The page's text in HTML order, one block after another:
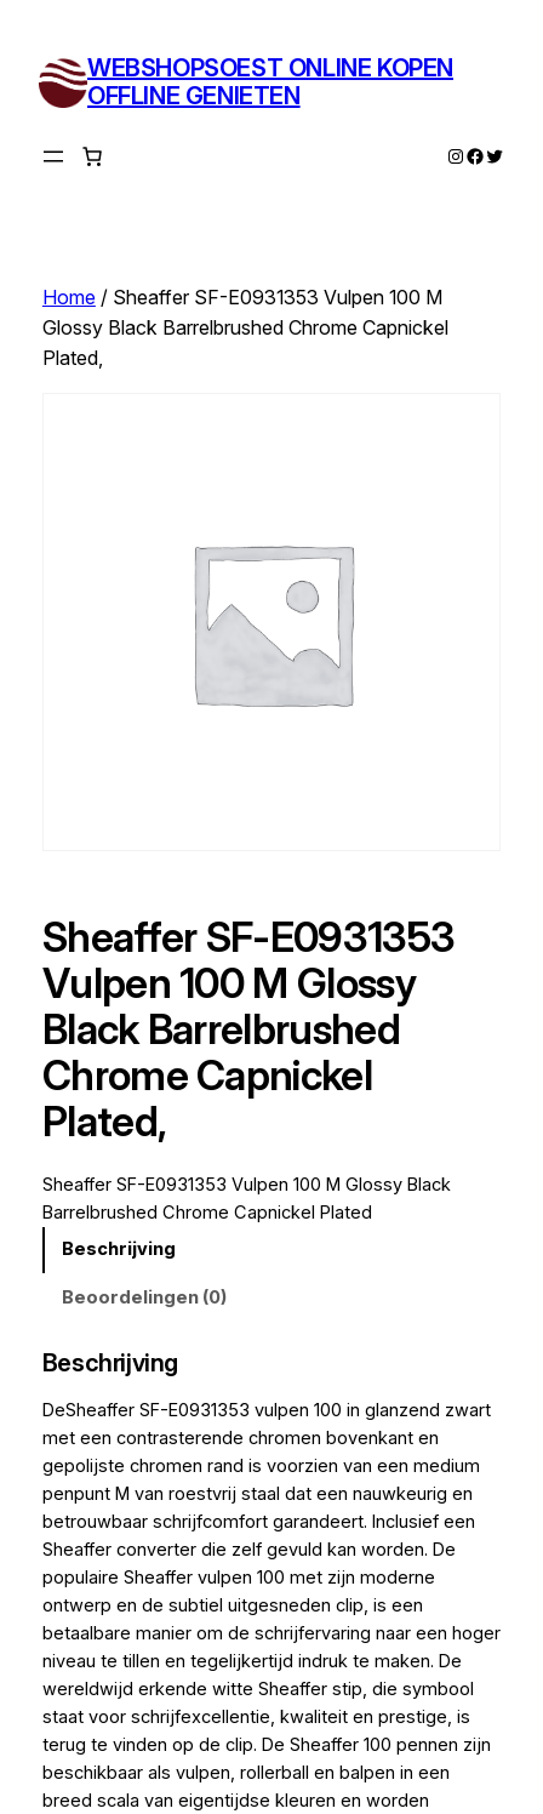
inhoud
WEBSHOPSOEST ONLINE KOPEN
OFFLINE GENIETEN
Instagram
Twitter
Home/ Sheaffer SF-E0931353 Vulpen 100 M
Glossy Black Barrelbrushed Chrome Capnickel
Plated,
Sheaffer SF-E0931353
Vulpen 100 M Glossy
Black Barrelbrushed
Chrome Capnickel
Plated,
Sheaffer SF-E0931353 Vulpen 100 M Glossy Black
Barrelbrushed Chrome Capnickel Plated
Beschrijving
Beoordelingen (0)
Beschrijving
DeSheaffer SF-E0931353 vulpen 100 in glanzend zwart
met een contrasterende chromen bovenkant en
gepolijste chromen rand is voorzien van een medium
penpunt M van roestvrij staal dat een nauwkeurig en
betrouwbaar schrijfcomfort garandeert. Inclusief een
Sheaffer converter die zelf gevuld kan worden. De
populaire Sheaffer vulpen 100 met zijn moderne
ontwerp en de subtiel uitgesneden clip, is een
betaalbare manier om de schrijfervaring naar een hoger
niveau te tillen en tegelijkertijd indruk te maken. De
wereldwijd erkende witte Sheaffer stip, die symbool
staat voor schrijfexcellentie, kwaliteit en prestige, is
terug te vinden op de clip. De Sheaffer 100 pennen zijn
beschikbaar als vulpen, rollerball en balpen in een
breed scala van eigentijdse kleuren en worden